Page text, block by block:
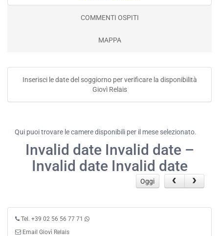
COMMENTI OSPITI
MAPPA
Inserisci le date del soggiorno per verificare la disponibilità
Giovì Relais
Qui puoi trovare le camere disponibili per il mese selezionato.
Invalid date Invalid date –
Invalid date Invalid date
Oggi
Tel. +39 02 56 56 77 71
Email Giovì Relais